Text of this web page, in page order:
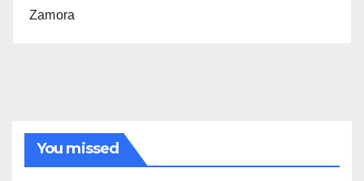
Zamora
You missed